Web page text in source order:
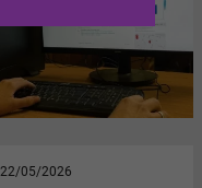
22/05/2026